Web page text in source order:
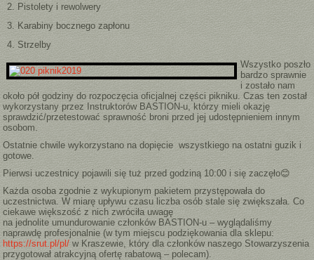
Pistolety i rewolwery
Karabiny bocznego zapłonu
Strzelby
Wszystko poszło
bardzo sprawnie
i zostało nam
około pół godziny do rozpoczęcia oficjalnej części pikniku. Czas ten został
wykorzystany przez Instruktorów BASTION-u, którzy mieli okazję
sprawdzić/przetestować sprawność broni przed jej udostępnieniem innym
osobom.
Ostatnie chwile wykorzystano na dopięcie wszystkiego na ostatni guzik i
gotowe.
Pierwsi uczestnicy pojawili się tuż przed godziną 10:00 i się zaczęło😊
Każda osoba zgodnie z wykupionym pakietem przystępowała do
uczestnictwa. W miarę upływu czasu liczba osób stale się zwiększała. Co
ciekawe większość z nich zwróciła uwagę
na jednolite umundurowanie członków BASTION-u – wyglądaliśmy
naprawdę profesjonalnie (w tym miejscu podziękowania dla sklepu:
https://srut.pl/pl/ w Kraszewie, który dla członków naszego Stowarzyszenia
przygotował atrakcyjną ofertę rabatową – polecam).